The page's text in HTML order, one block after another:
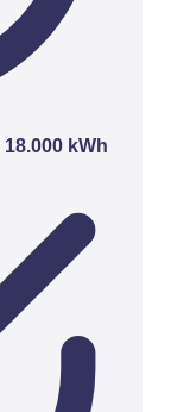
18.000 kWh